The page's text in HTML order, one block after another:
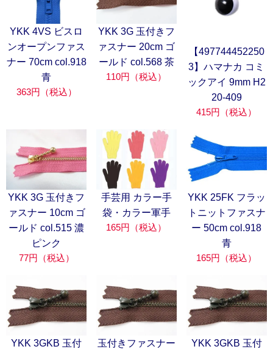
YKK 4VS ビスロ
ンオープンファス
ナー 70cm col.918
青
363円（税込）
YKK 3G 玉付きフ
ァスナー 20cm ゴ
ールド col.568 茶
110円（税込）
【497744452250
3】ハマナカ コミ
ックアイ 9mm H2
20-409
415円（税込）
YKK 3G 玉付きフ
ァスナー 10cm ゴ
ールド col.515 濃
ピンク
77円（税込）
手芸用 カラー手
袋・カラー軍手
165円（税込）
YKK 25FK フラッ
トニットファスナ
ー 50cm col.918
青
165円（税込）
YKK 3GKB 玉付
玉付きファスナー
YKK 3GKB 玉付